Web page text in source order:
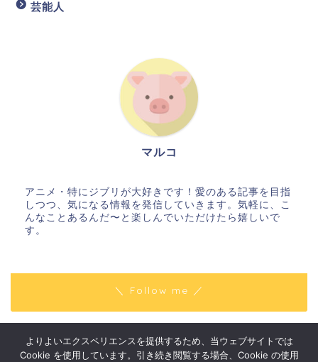
芸能人
マルコ
アニメ・特にジブリが大好きです！愛のある記事を目指
しつつ、気になる情報を発信していきます。気軽に、こ
んなことあるんだ〜と楽しんでいただけたら嬉しいで
す。
＼ Follow me ／
プライバシーポリシー 免責事項
よりよいエクスペリエンスを提供するため、当ウェブサイトでは
Cookie を使用しています。引き続き閲覧する場合、Cookie の使用